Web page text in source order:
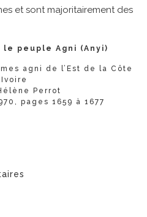
et sont majoritairement des
le peuple Agni (Anyi)
agni de l’Est de la Côte
Perrot
pages 1659 à 1677